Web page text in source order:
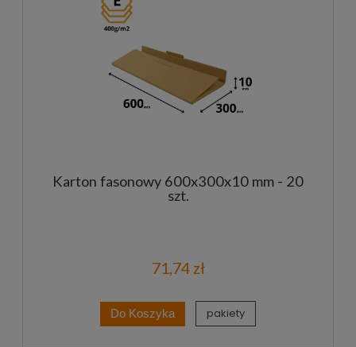
Karton fasonowy 600x300x10 mm - 20
szt.
71,74 zł
Do Koszyka pakiety